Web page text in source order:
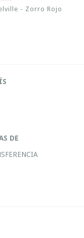
- Zorro Rojo
DE